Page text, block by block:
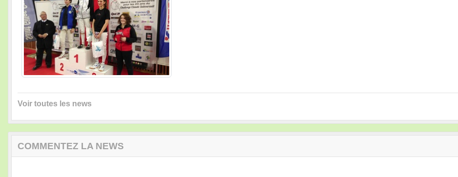
Voir toutes les news
COMMENTEZ LA NEWS